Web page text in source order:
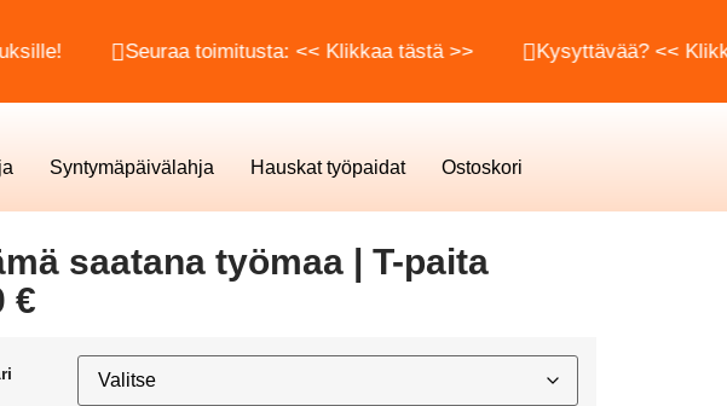
Seuraa toimitusta: << Klikkaa tästä >> Kysyttävää? << Klikkaa
Syntymäpäivälahja Hauskat työpaidat Ostoskori
saatana työmaa | T-paita
€